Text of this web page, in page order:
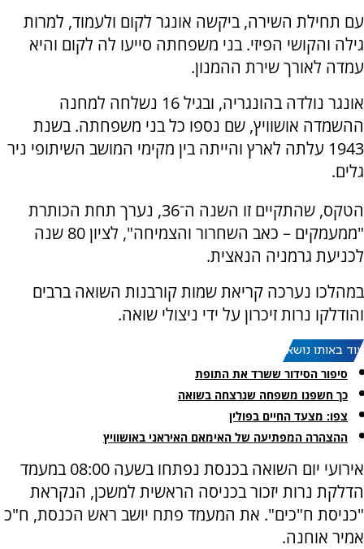
עם תחילת השירה, ביקשה אונגר לקום ולעמוד, למרות
גילה והקושי הפיזי. בני משפחתה סייעו לה לקום והיא
עמדה לאורך שירת ההמנון.
אונגר נולדה בהונגריה, ובגיל 16 נשלחה למחנה
ההשמדה אושוויץ, שם נספו כל בני משפחתה. בשנת
1943 עלתה לארץ והייתה בין מקימי המושב השיתופי ניר
גלים.
הטקס, שהתקיים זו השנה ה־36, נערך תחת הכותרת
"ממעמקים – כאב השחרור והצמיחה", לציון 80 שנה
לכניעת גרמניה הנאצית.
במהלכו נערכה קריאת שמות קורבנות השואה ברבים
והודלקו נרות זיכרון על ידי ניצולי שואה.
עוד באותו נושא:
סיפור הסידור ששרד את התופת
כך חשפנו משפחה שנרצחה בשואה
צפו: מצעד החיים בפולין
ההצהרה המפתיעה של האימאם האיראני באושוויץ
אירועי יום השואה בכנסת נפתחו בשעה 08:00 במעמד
הדלקת נרות יזכור בכניסה הראשית למשכן, הנקראת
"כניסת ח"כים". את המעמד פתח יושב ראש הכנסת, ח"כ
אמיר אוחנה.